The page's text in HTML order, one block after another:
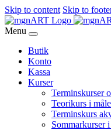
Skip to content Skip to
Menu
Butik
Konto
Kassa
Kurser
Terminskurser
Teorikurs i
Terminskurs
Sommarkurser